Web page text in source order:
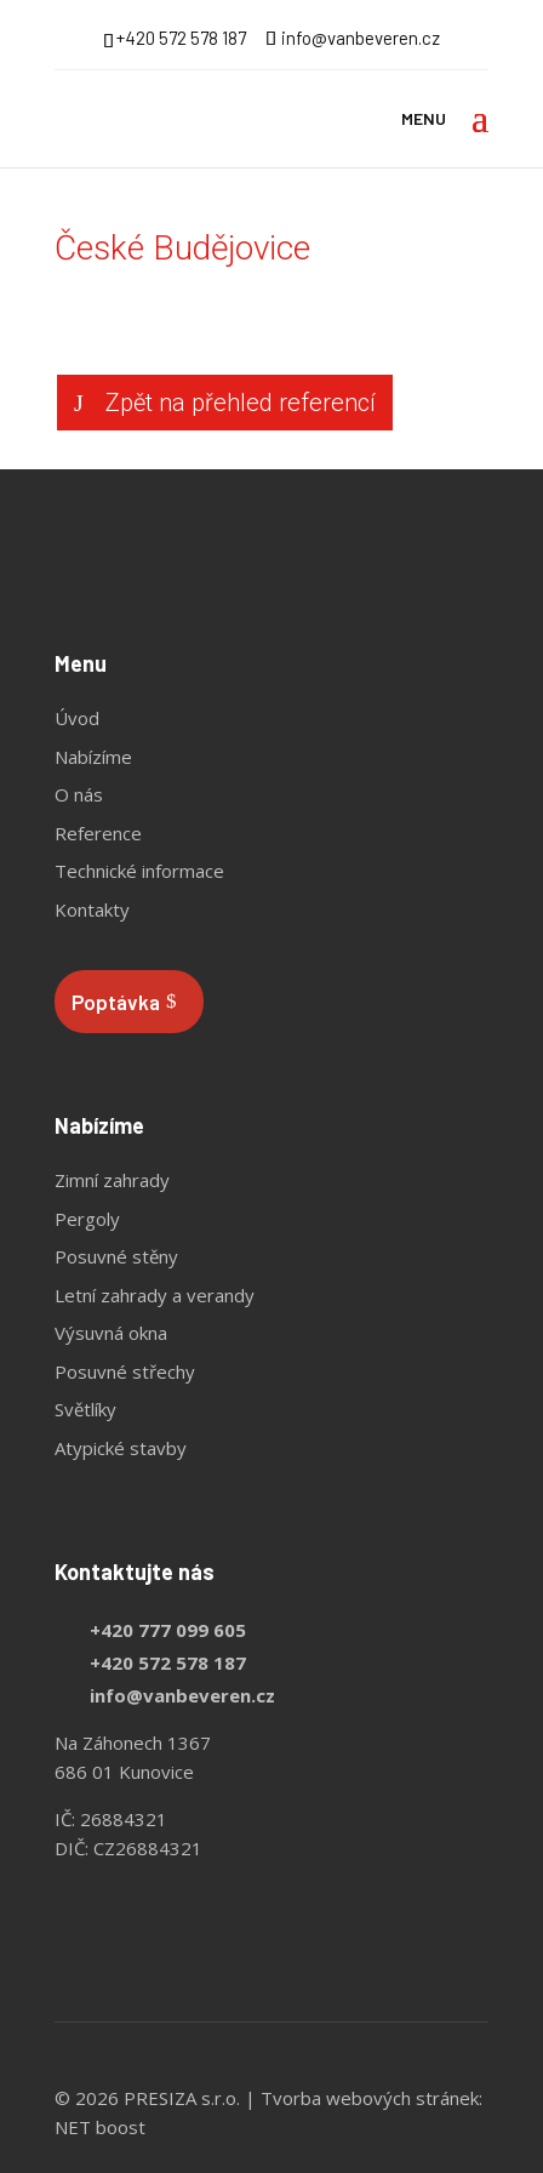
+420 572 578 187 info@vanbeveren.cz
> České
České Budějovice
Zpět na přehled referencí
Menu
Úvod
Nabízíme
O nás
Reference
Technické informace
Kontakty
Poptávka
Nabízíme
Zimní zahrady
Pergoly
Posuvné stěny
Letní zahrady a verandy
Výsuvná okna
Posuvné střechy
Světlíky
Atypické stavby
Kontaktujte nás
+420 777 099 605
+420 572 578 187
info@vanbeveren.cz
Na Záhonech 1367
686 01 Kunovice
IČ: 26884321
DIČ: CZ26884321
© 2026 PRESIZA s.r.o. | Tvorba webových stránek:
NET boost